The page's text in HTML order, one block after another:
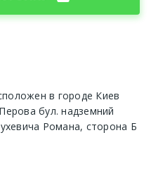
в городе Киев
бул. надземний
Романа, сторона Б